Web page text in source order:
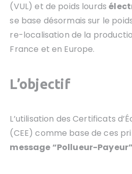
(VUL) et de poids lourds
se base désormais sur le
re-localisation de la
France et en Europe.
L’objectif
L’utilisation des Certificats
(CEE) comme base de ces
message “Pollueur-Payeur”